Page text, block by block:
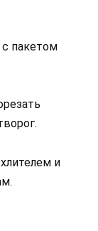
с пакетом
и